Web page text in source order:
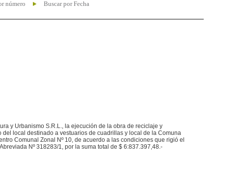
número Buscar por Fecha
y Urbanismo S.R.L., la ejecución de la obra de reciclaje y
del local destinado a vestuarios de cuadrillas y local de la Comuna
Comunal Zonal Nº 10, de acuerdo a las condiciones que rigió el
Nº 318283/1, por la suma total de $ 6:837.397,48.-